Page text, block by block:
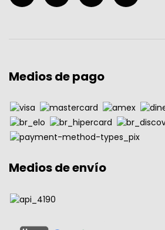
Medios de pago
Medios de envío